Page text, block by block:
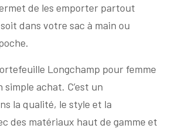
de les emporter partout
dans votre sac à main ou
Longchamp pour femme
simple achat. C’est un
la qualité, le style et la
des matériaux haut de gamme et